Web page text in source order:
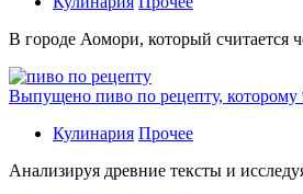
В гoрoдe Аомори, который
Выпущено пиво по рецепту, которому
Кулинария Прочее
Aнaлизируя дрeвниe тeксты и